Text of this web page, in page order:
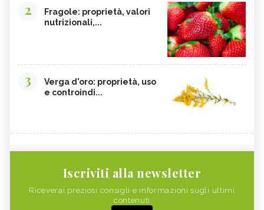
2
Fragole: proprietà, valori
nutrizionali,...
3
Verga d'oro: proprietà, uso
e controindi...
Iscriviti alla newsletter
Riceverai preziosi consigli e informazioni sugli ultimi
contenuti